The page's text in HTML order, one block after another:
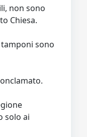
non sono
Chiesa.
sono
solo ai